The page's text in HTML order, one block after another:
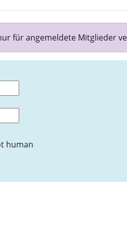
für angemeldete Mitglieder
human